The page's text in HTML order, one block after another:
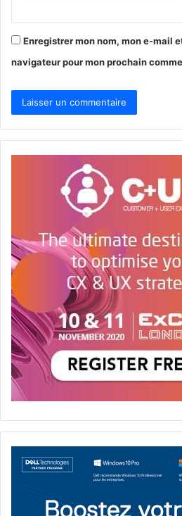
Enregistrer mon nom, mon e-mail
navigateur pour mon prochain